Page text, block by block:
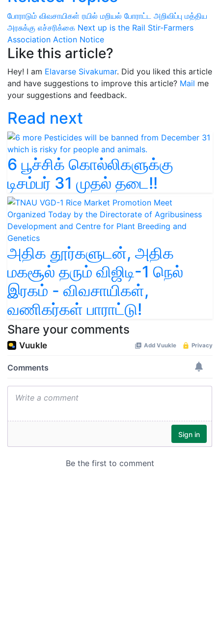
போராடும் விவசாயிகள் ரயில் மறியல் போராட்ட அறிவிப்பு மத்திய
அரசுக்கு எச்சரிக்கை Next up is the Rail Stir-Farmers
Association Action Notice
Like this article?
Hey! I am Elavarse Sivakumar. Did you liked this article
and have suggestions to improve this article? Mail me
your suggestions and feedback.
Read next
6 பூச்சிக் கொல்லிகளுக்கு
டிசம்பர் 31 முதல் தடை!!
அதிக தூர்களுடன், அதிக
மகசூல் தரும் விஜிடி-1 நெல்
இரகம் - விவசாயிகள்,
வணிகர்கள் பாராட்டு!
Share your comments